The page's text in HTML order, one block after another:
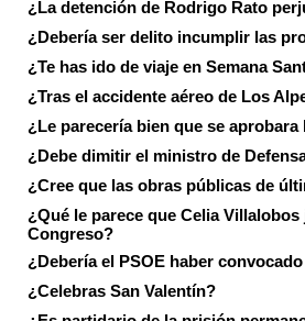
¿La detención de Rodrigo Rato
¿Debería ser delito incumplir las
¿Te has ido de viaje en Semana
¿Tras el accidente aéreo de Los
¿Le parecería bien que se aprobara
¿Debe dimitir el ministro de
¿Cree que las obras públicas de
¿Qué le parece que Celia
Congreso?
¿Debería el PSOE haber
¿Celebras San Valentín?